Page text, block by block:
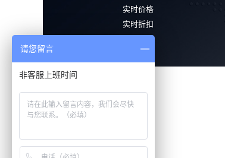
实时价格
实时折扣
关注我们
请您留言
非客服上班时间